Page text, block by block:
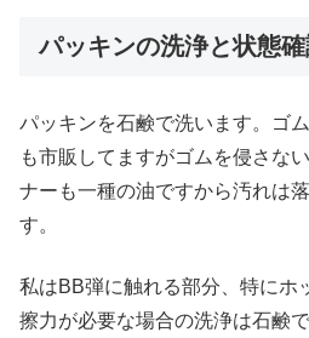
パッキンの洗浄と状態
パッキンを石鹸で洗います。ゴ
も市販してますがゴムを侵さな
ナーも一種の油ですから汚れは
す。
私はBB弾に触れる部分、特にホ
擦力が必要な場合の洗浄は石鹸